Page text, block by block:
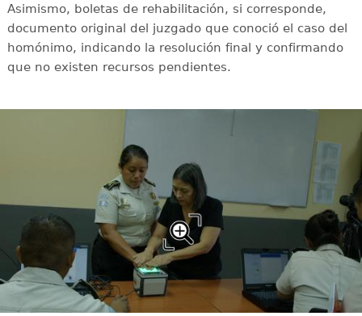
Asimismo, boletas de rehabilitación, si corresponde,
documento original del juzgado que conoció el caso del
homónimo, indicando la resolución final y confirmando
que no existen recursos pendientes.